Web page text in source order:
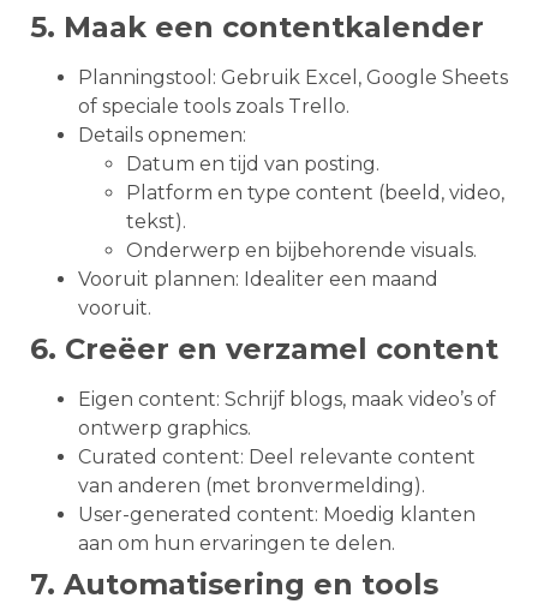
5. Maak een contentkalender
Planningstool: Gebruik Excel, Google Sheets
of speciale tools zoals Trello.
Details opnemen:
Datum en tijd van posting.
Platform en type content (beeld, video,
tekst).
Onderwerp en bijbehorende visuals.
Vooruit plannen: Idealiter een maand
vooruit.
6. Creëer en verzamel content
Eigen content: Schrijf blogs, maak video’s of
ontwerp graphics.
Curated content: Deel relevante content
van anderen (met bronvermelding).
User-generated content: Moedig klanten
aan om hun ervaringen te delen.
7. Automatisering en tools